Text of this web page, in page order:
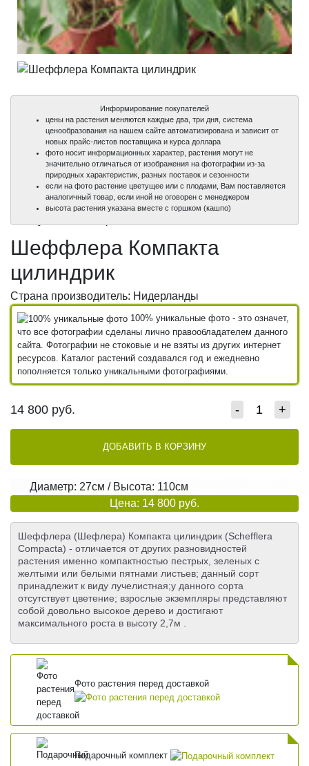
100%
100%
100%
Информирование покупателей
цены на растения меняются каждые два, три дня, система
ценообразования на нашем сайте автоматизирована и зависит от
новых прайс-листов поставщика и курса доллара
фото носит информационных характер, растения могут не
значительно отличаться от изображения на фотографии из-за
природных характеристик, разных поставок и сезонности
если на фото растение цветущее или с плодами, Вам поставляется
аналогичный товар, если иной не оговорен с менеджером
высота растения указана вместе с горшком (кашпо)
Шеффлера Компакта
цилиндрик
Страна производитель: Нидерланды
100% уникальные фото - это означет,
что все фотографии сделаны лично правообладателем данного
сайта. Фотографии не стоковые и не взяты из других интернет
ресурсов. Каталог растений создавался год и ежедневно
пополняется только уникальными фотографиями.
14 800 руб. - +
ДОБАВИТЬ В КОРЗИНУ
Диаметр: 27см / Высота: 110см
Цена: 14 800 руб.
Шеффлера (Шефлера) Компакта цилиндрик (Schefflera
Compacta) - отличается от других разновидностей
растения именно компактностью пестрых, зеленых с
желтыми или белыми пятнами листьев; данный сорт
принадлежит к виду лучелистная;у данного сорта
отсутствует цветение; взрослые экземпляры представляют
собой довольно высокое дерево и достигают
максимального роста в высоту 2,7м .
Фото растения перед доставкой
Подарочный комплект